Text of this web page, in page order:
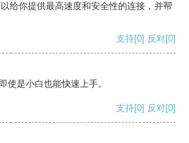
给你提供最高速度和安全性的连接，并帮
支持[0] 反对[0]
使是小白也能快速上手。
支持[0] 反对[0]